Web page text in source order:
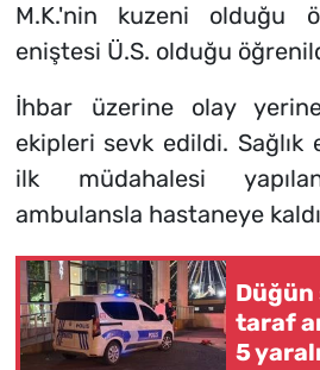
M.K.'nin kuzeni olduğu
eniştesi Ü.S. olduğu
İhbar üzerine olay
ekipleri sevk edildi. Sağlık
ilk müdahalesi
ambulansla hastaneye
taraf
5 yaralı